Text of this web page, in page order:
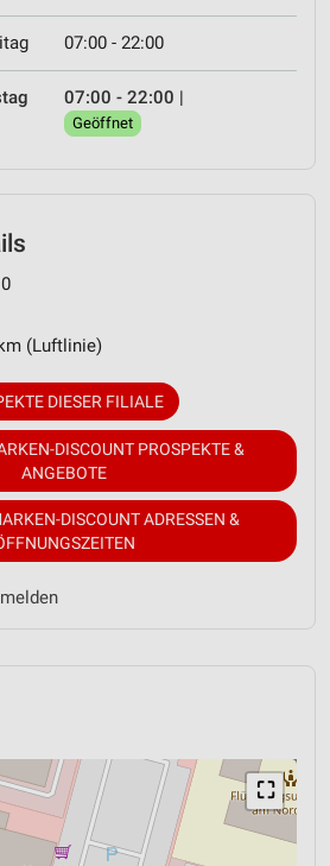
07:00 - 22:00
07:00 - 22:00 |
Geöffnet
(Luftlinie)
DIESER FILIALE
DISCOUNT PROSPEKTE &
ANGEBOTE
DISCOUNT ADRESSEN &
⛶